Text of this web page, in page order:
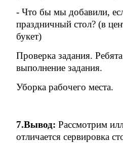
- Что бы мы добавили,
праздничный стол? (в
букет)
Проверка задания.
выполнение задания.
Уборка рабочего места.
7.Вывод: Рассмотрим
отличается сервировка